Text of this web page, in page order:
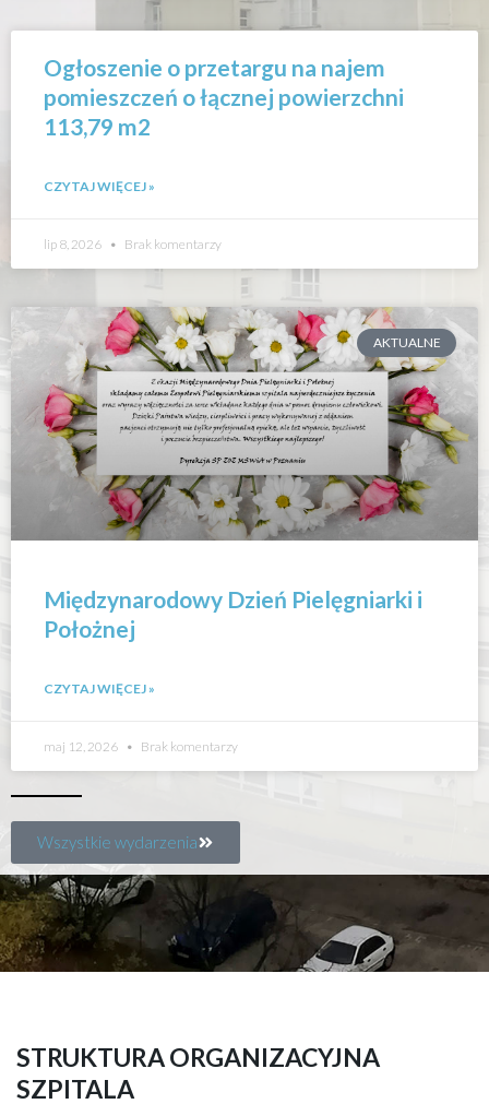
Ogłoszenie o przetargu na najem
pomieszczeń o łącznej powierzchni
113,79 m2
CZYTAJ WIĘCEJ »
lip 8, 2026 Brak komentarzy
AKTUALNE
Międzynarodowy Dzień Pielęgniarki i
Położnej
CZYTAJ WIĘCEJ »
maj 12, 2026 Brak komentarzy
Wszystkie wydarzenia
STRUKTURA ORGANIZACYJNA
SZPITALA